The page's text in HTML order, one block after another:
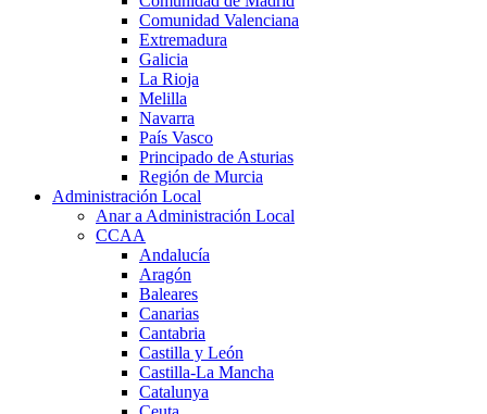
Comunidad Valenciana
Extremadura
Galicia
La Rioja
Melilla
Navarra
País Vasco
Principado de Asturias
Región de Murcia
Administración Local
Anar a Administración Local
CCAA
Andalucía
Aragón
Baleares
Canarias
Cantabria
Castilla y León
Castilla-La Mancha
Catalunya